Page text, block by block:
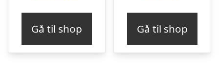
Gå til shop Gå til shop